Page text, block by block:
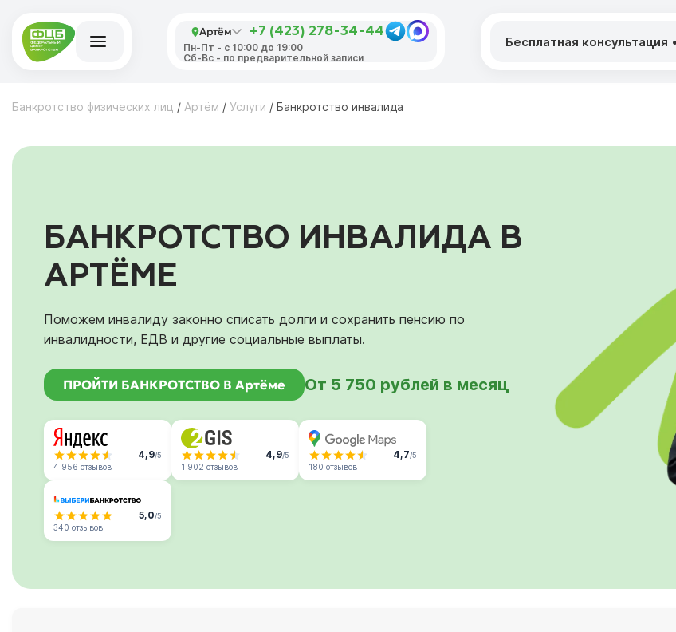
Артём +7 (423) 278-34-44
Пн-Пт - с 10:00 до 19:00
Сб-Вс - по предварительной записи
Бесплатная консультация •
Банкротство физических лиц / Артём / Услуги / Банкротство инвалида
БАНКРОТСТВО ИНВАЛИДА В
АРТЁМЕ
Поможем инвалиду законно списать долги и сохранить пенсию по
инвалидности, ЕДВ и другие социальные выплаты.
ПРОЙТИ БАНКРОТСТВО В Артёме От 5 750 рублей в месяц
4,9/5
4 956 отзывов
4,9/5
1 902 отзывов
4,7/5
180 отзывов
5,0/5
340 отзывов